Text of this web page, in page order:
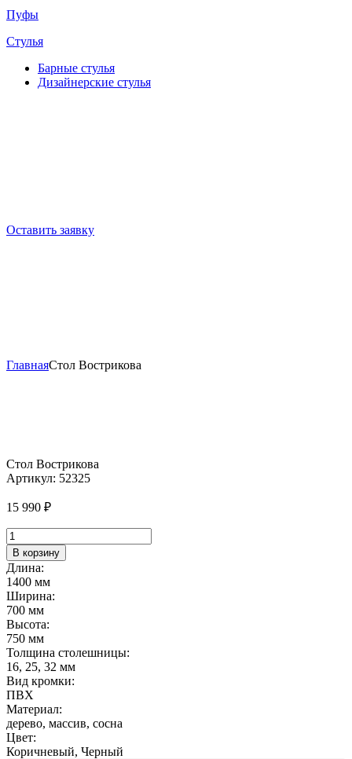
Пуфы
Стулья
Барные cтулья
Дизайнерские cтулья
Оставить заявку
ГлавнаяСтол Вострикова
Стол Вострикова
Артикул: 52325
15 990 ₽
Количество
товара
Стол
Вострикова
В корзину
Длина:
1400 мм
Ширина:
700 мм
Высота:
750 мм
Толщина столешницы:
16, 25, 32 мм
Вид кромки:
ПВХ
Материал:
дерево, массив, сосна
Цвет:
Коричневый, Черный